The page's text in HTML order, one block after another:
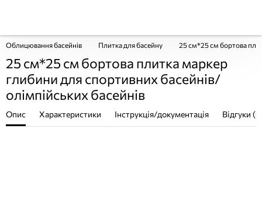
Облицювання басейнів Плитка для басейну 25 см*25 см бортова
25 см*25 см бортова плитка маркер
глибини для спортивних басейнів/
олімпійських басейнів
Опис Характеристики Інструкція/документація Відгуки